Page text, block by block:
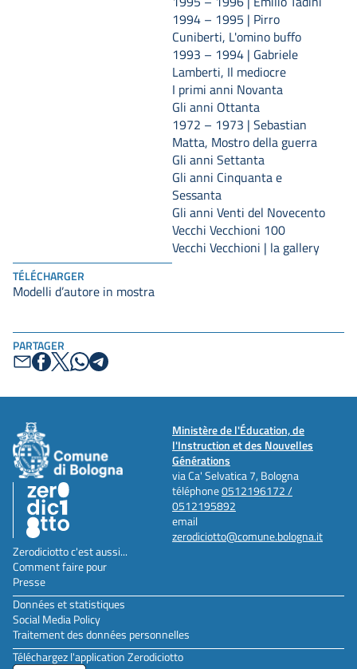
PARTAGER
1994 – 1995 | Pirro
Cuniberti, L'omino buffo
1993 – 1994 | Gabriele
Lamberti, Il mediocre
I primi anni Novanta
Gli anni Ottanta
1972 – 1973 | Sebastian
Matta, Mostro della guerra
Gli anni Settanta
Gli anni Cinquanta e
Sessanta
Gli anni Venti del Novecento
Vecchi Vecchioni 100
Vecchi Vecchioni | la gallery
TÉLÉCHARGER
Modelli d’autore in mostra
Ministère de l'Éducation, de
l'Instruction et des Nouvelles
Générations
via Ca' Selvatica 7, Bologna
téléphone0512196172 /
0512195892
email
zerodiciotto@comune.bologna.it
Zerodiciotto c'est aussi...
Comment faire pour
Presse
Données et statistiques
Social Media Policy
Traitement des données personnelles
Téléchargez l'application Zerodiciotto